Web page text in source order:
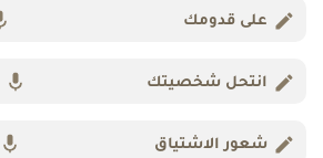
على قدومك
انتحل شخصيتك
شعور الاشتياق